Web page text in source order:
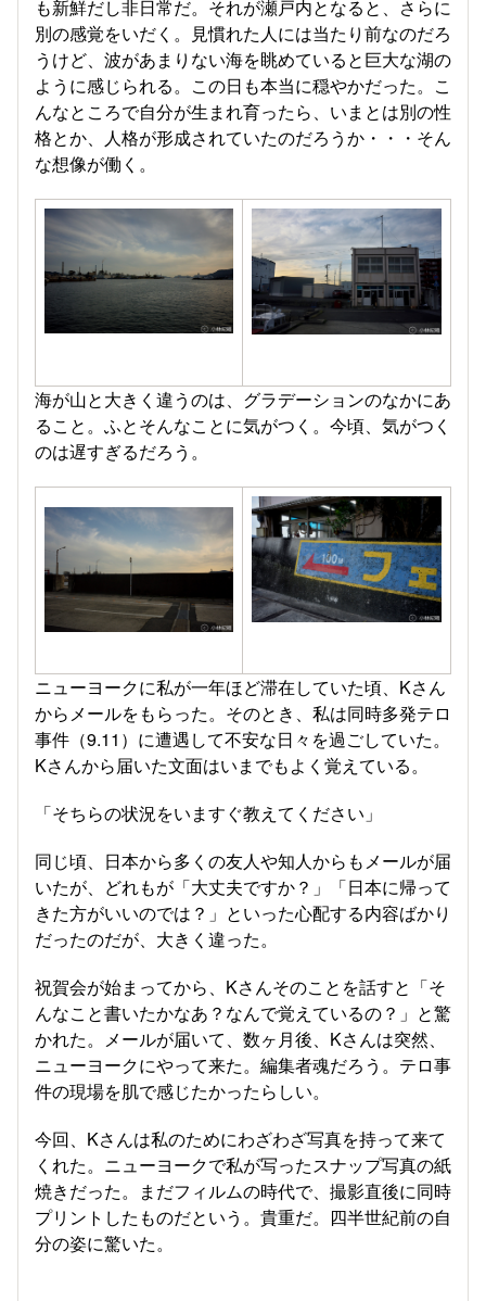
も新鮮だし非日常だ。それが瀬戸内となると、さらに
別の感覚をいだく。見慣れた人には当たり前なのだろ
うけど、波があまりない海を眺めていると巨大な湖の
ように感じられる。この日も本当に穏やかだった。こ
んなところで自分が生まれ育ったら、いまとは別の性
格とか、人格が形成されていたのだろうか・・・そん
な想像が働く。
海が山と大きく違うのは、グラデーションのなかにあ
ること。ふとそんなことに気がつく。今頃、気がつく
のは遅すぎるだろう。
ニューヨークに私が一年ほど滞在していた頃、Kさん
からメールをもらった。そのとき、私は同時多発テロ
事件（9.11）に遭遇して不安な日々を過ごしていた。
Kさんから届いた文面はいまでもよく覚えている。
「そちらの状況をいますぐ教えてください」
同じ頃、日本から多くの友人や知人からもメールが届
いたが、どれもが「大丈夫ですか？」「日本に帰って
きた方がいいのでは？」といった心配する内容ばかり
だったのだが、大きく違った。
祝賀会が始まってから、Kさんそのことを話すと「そ
んなこと書いたかなあ？なんで覚えているの？」と驚
かれた。メールが届いて、数ヶ月後、Kさんは突然、
ニューヨークにやって来た。編集者魂だろう。テロ事
件の現場を肌で感じたかったらしい。
今回、Kさんは私のためにわざわざ写真を持って来て
くれた。ニューヨークで私が写ったスナップ写真の紙
焼きだった。まだフィルムの時代で、撮影直後に同時
プリントしたものだという。貴重だ。四半世紀前の自
分の姿に驚いた。